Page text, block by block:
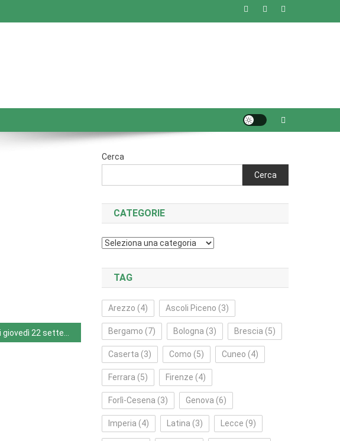
Cerca
Cerca
CATEGORIE
Categorie
TAG
Arezzo (4) Ascoli Piceno (3)
Bergamo (7) Bologna (3) Brescia (5)
Caserta (3) Como (5) Cuneo (4)
Ferrara (5) Firenze (4)
Forlì‑Cesena (3) Genova (6)
Imperia (4) Latina (3) Lecce (9)